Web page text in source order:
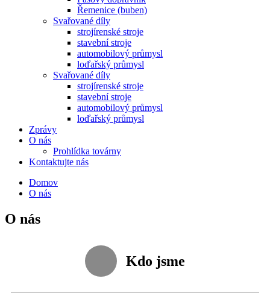
Řemenice (buben)
Svařované díly
strojírenské stroje
stavební stroje
automobilový průmysl
loďařský průmysl
Svařované díly
strojírenské stroje
stavební stroje
automobilový průmysl
loďařský průmysl
Zprávy
O nás
Prohlídka továrny
Kontaktujte nás
Domov
O nás
O nás
Kdo jsme